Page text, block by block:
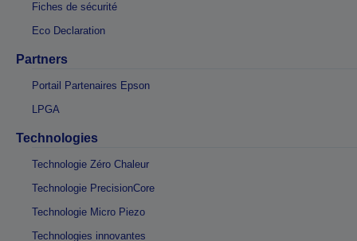
Fiches de sécurité
Eco Declaration
Partners
Portail Partenaires Epson
LPGA
Technologies
Technologie Zéro Chaleur
Technologie PrecisionCore
Technologie Micro Piezo
Technologies innovantes